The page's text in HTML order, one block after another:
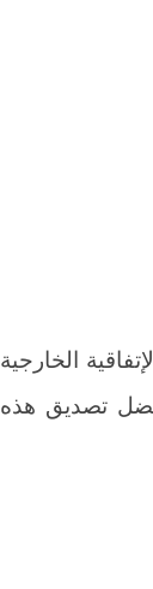
الخارجية
تصديق هذه